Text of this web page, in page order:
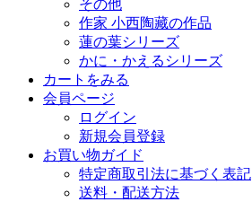
その他
作家 小西陶藏の作品
蓮の葉シリーズ
かに・かえるシリーズ
カートをみる
会員ページ
ログイン
新規会員登録
お買い物ガイド
特定商取引法に基づく表記
送料・配送方法